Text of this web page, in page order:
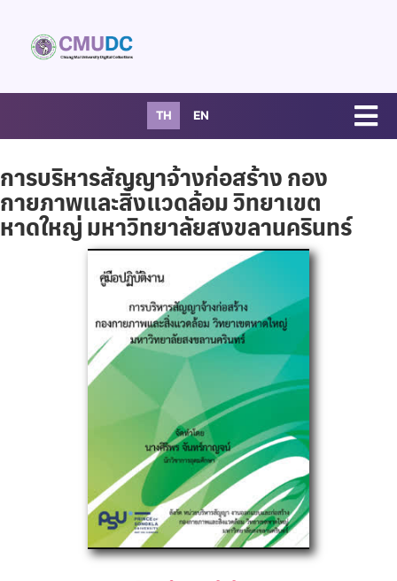
TH EN
การบริหารสัญญาจ้างก่อสร้าง กอง
กายภาพและสิ่งแวดล้อม วิทยาเขต
หาดใหญ่ มหาวิทยาลัยสงขลานครินทร์